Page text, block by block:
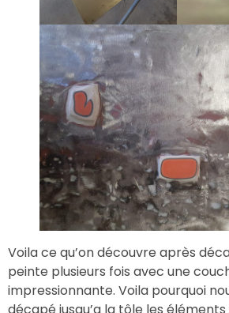
Voila ce qu’on découvre après
peinte plusieurs fois avec une
impressionnante. Voila pourquoi